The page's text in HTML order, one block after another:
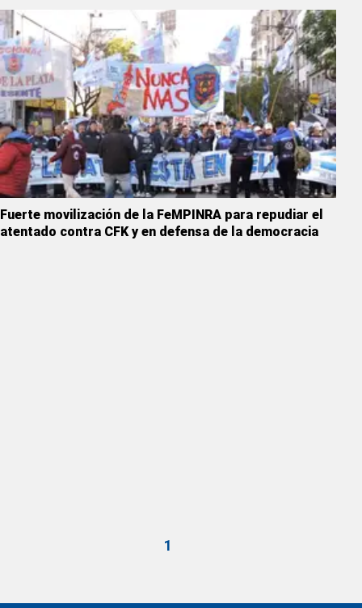
Fuerte movilización de la FeMPINRA para repudiar el
atentado contra CFK y en defensa de la democracia
1